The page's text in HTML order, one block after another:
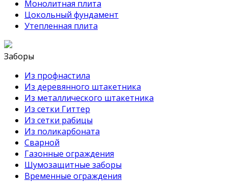
Монолитная плита
Цокольный фундамент
Утепленная плита
Заборы
Из профнастила
Из деревянного штакетника
Из металлического штакетника
Из сетки Гиттер
Из сетки рабицы
Из поликарбоната
Сварной
Газонные ограждения
Шумозащитные заборы
Временные ограждения